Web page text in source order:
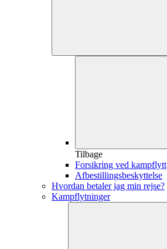
Tilbage
Forsikring ved kampflytt
Afbestillingsbeskyttelse
Hvordan betaler jag min rejse?
Kampflytninger